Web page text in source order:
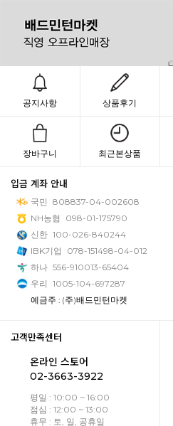
공지사항 상품후기
장바구니 최근본상품
입금 계좌 안내
국민 808837-04-002608
NH농협
098-01-175790
신한 100-026-840244
IBK기업
078-151498-04-012
하나 556-910013-65404
우리 1005-104-697287
예금주 : (주)배드민턴마켓
고객만족센터
온라인 스토어
02-3663-3922
평일 : 10:00 ~ 16:00
점심 : 12:00 ~ 13:00
휴무 : 토, 일, 공휴일